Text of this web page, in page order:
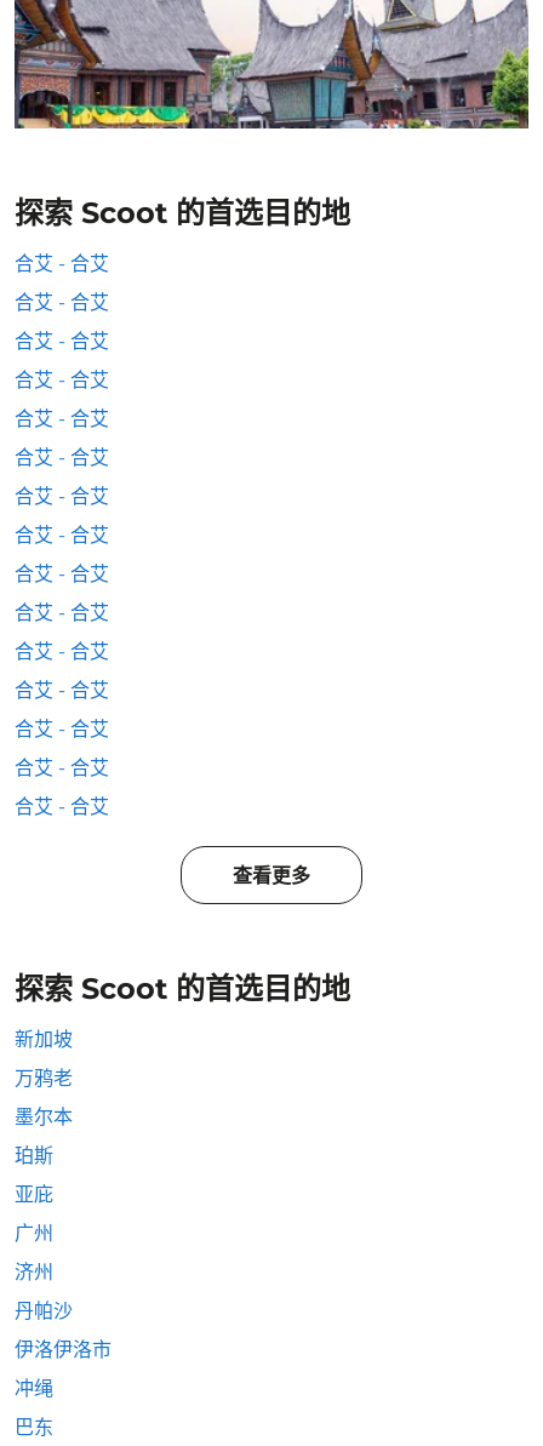
探索 Scoot 的首选目的地
合艾 - 合艾
合艾 - 合艾
合艾 - 合艾
合艾 - 合艾
合艾 - 合艾
合艾 - 合艾
合艾 - 合艾
合艾 - 合艾
合艾 - 合艾
合艾 - 合艾
合艾 - 合艾
合艾 - 合艾
合艾 - 合艾
合艾 - 合艾
合艾 - 合艾
查看更多
探索 Scoot 的首选目的地
新加坡
万鸦老
墨尔本
珀斯
亚庇
广州
济州
丹帕沙
伊洛伊洛市
冲绳
巴东